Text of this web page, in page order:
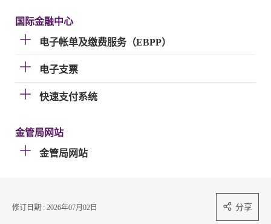
国际金融中心
电子帐单及缴费服务（EBPP）
电子支票
快速支付系统
金管局网站
金管局网站
修订日期 : 2026年07月02日 分享